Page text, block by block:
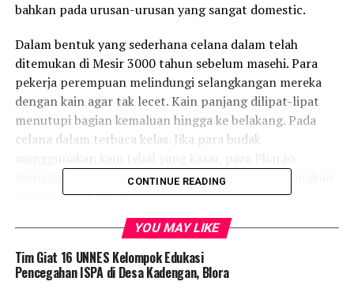
bahkan pada urusan-urusan yang sangat domestic.
Dalam bentuk yang sederhana celana dalam telah
ditemukan di Mesir 3000 tahun sebelum masehi. Para
pekerja perempuan melindungi selangkangan mereka
dengan kain agar tak lecet. Kain panjang dilipat-lipat
menutupi bagian kemaluan hingga ke belakang. Pada
celana dalam terbaca kelas. Jika para budak
menggunakan kain yang tipis dan lembut dikencangkan
dengan sabuk emas.
Berabad kemudian, sekira pada abad ke-18, celana dalam
dipakai oleh perempuan bangsawan di Inggris. Saat itu
celana dalam masih berupa kain tipis yang dililitkan ke
CONTINUE READING
YOU MAY LIKE
Tim Giat 16 UNNES Kelompok Edukasi
Pencegahan ISPA di Desa Kadengan, Blora